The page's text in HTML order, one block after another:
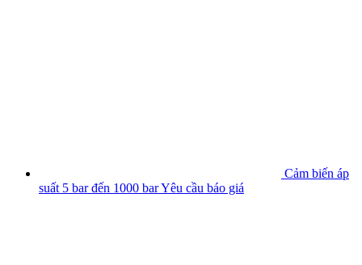
Cảm biến áp
suất 5 bar đến 1000 barYêu cầu báo giá